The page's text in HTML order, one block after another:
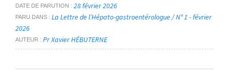
DATE DE PARUTION 28 février 2026
PARU DANS
La Lettre de l’Hépato-gastroentérologue / N° 1 - février
2026
AUTEUR Pr Xavier HÉBUTERNE